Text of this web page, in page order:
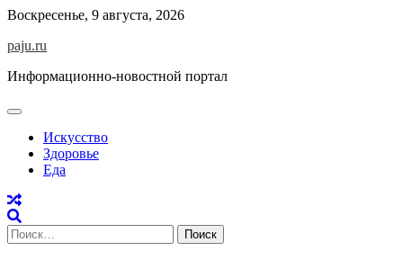
Skip
content
Воскресенье, 9 августа, 2026
paju.ru
Информационно-новостной портал
Искусство
Здоровье
Еда
Найти: